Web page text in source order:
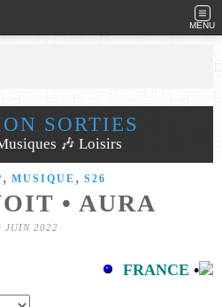
MENU
SORTIES
🎶 Loisirs
, MUSIQUE , S26
• AURA
JUIN 2022
FRANCE •